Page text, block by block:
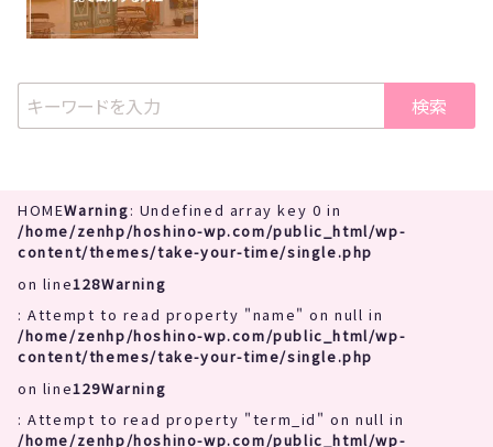
検索
HOMEWarning: Undefined array key 0 in
/home/zenhp/hoshino-wp.com/public_html/wp-
content/themes/take-your-time/single.php
on line128Warning
: Attempt to read property "name" on null in
/home/zenhp/hoshino-wp.com/public_html/wp-
content/themes/take-your-time/single.php
on line129Warning
: Attempt to read property "term_id" on null in
/home/zenhp/hoshino-wp.com/public_html/wp-